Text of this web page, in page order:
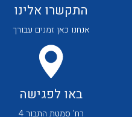
לכל מוצרי היצרן
התקשרו אלינו
אנחנו כאן זמנים עבורך
באו לפגישה
רח' סמטת התבור 4